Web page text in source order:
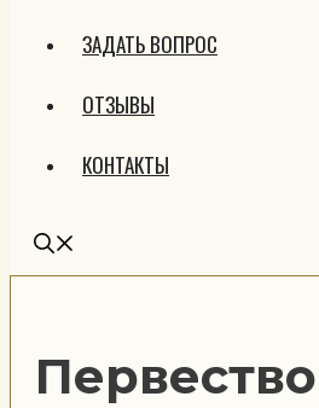
ЗАДАТЬ ВОПРОС
ОТЗЫВЫ
КОНТАКТЫ